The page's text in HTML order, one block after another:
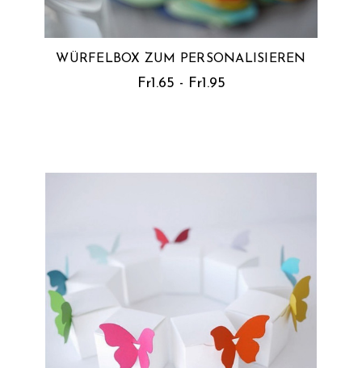
WÜRFELBOX ZUM PERSONALISIEREN
Fr1.65 - Fr1.95